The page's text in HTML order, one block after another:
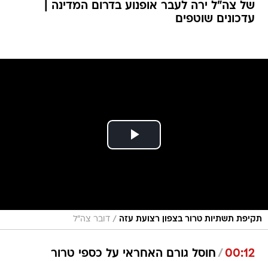
של צה"ל ירה לעבר אופנוע בדרום המדינה |
עדכונים שוטפים
תקיפת תשתיות טרור בצפון רצועת עזה / דובר צה"ל
00:12
/ חוסל גורם האחראי על כספי טרור